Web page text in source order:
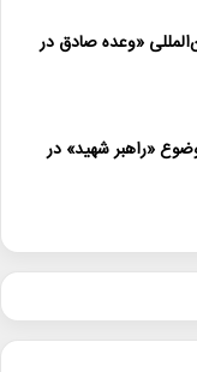
«وعده صادق در
با موضوع «راهبر شهید» در